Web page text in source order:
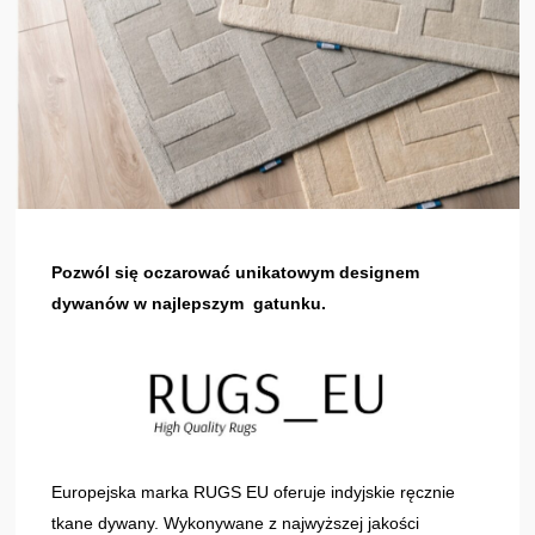
Pozwól się oczarować unikatowym designem
dywanów w najlepszym gatunku.
Europejska marka RUGS EU oferuje indyjskie ręcznie
tkane dywany. Wykonywane z najwyższej jakości